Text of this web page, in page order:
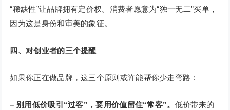
“稀缺性”让品牌拥有定价权。消费者愿意为“独一无二”买单，
因为这是身份和审美的象征。
四、对创业者的三个提醒
如果你正在做品牌，这三个原则或许能帮你少走弯路：
– 别用低价吸引“过客”，要用价值留住“常客”。 低价带来的